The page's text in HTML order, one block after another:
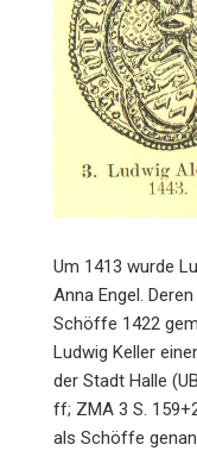
Um 1413 wurde
Anna Engel.
Schöffe 1422
Ludwig Keller
der Stadt Halle
ff; ZMA 3 S.
als Schöffe